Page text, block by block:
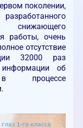
поколении,
снижающего
работы, очень
отсутствие
32000 раз
об
процессе